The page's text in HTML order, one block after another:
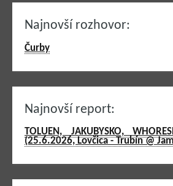
Najnovší rozhovor:
Čurby
Najnovší report:
TOLUEN, JAKUBYSKO,
(25.6.2026, Lovčica - Trubín @